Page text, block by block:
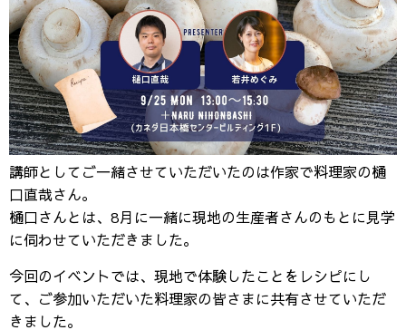
講師としてご一緒させていただいたのは作家で料理家の樋
口直哉さん。
樋口さんとは、8月に一緒に現地の生産者さんのもとに見学
に伺わせていただきました。
今回のイベントでは、現地で体験したことをレシピにし
て、ご参加いただいた料理家の皆さまに共有させていただ
きました。